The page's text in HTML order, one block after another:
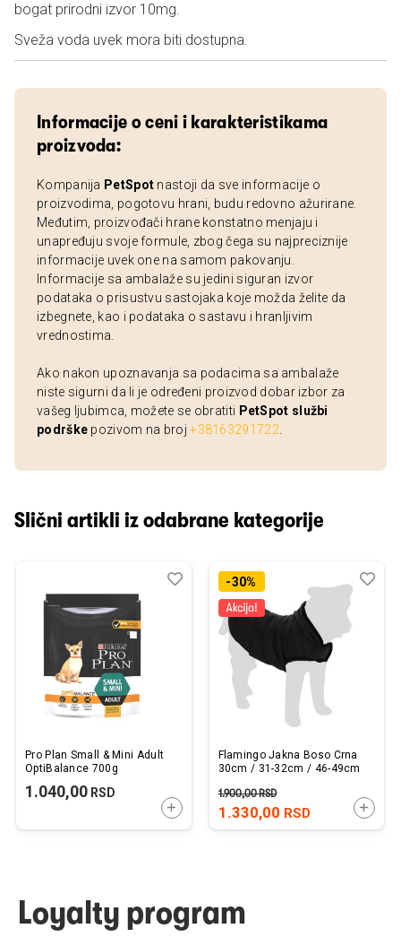
bogat prirodni izvor 10mg.
Sveža voda uvek mora biti dostupna.
Informacije o ceni i karakteristikama
proizvoda:
Kompanija PetSpot nastoji da sve informacije o
proizvodima, pogotovu hrani, budu redovno ažurirane.
Međutim, proizvođači hrane konstatno menjaju i
unapređuju svoje formule, zbog čega su najpreciznije
informacije uvek one na samom pakovanju.
Informacije sa ambalaže su jedini siguran izvor
podataka o prisustvu sastojaka koje možda želite da
izbegnete, kao i podataka o sastavu i hranljivim
vrednostima.
Ako nakon upoznavanja sa podacima sa ambalaže
niste sigurni da li je određeni proizvod dobar izbor za
vašeg ljubimca, možete se obratiti PetSpot službi
podrške pozivom na broj+38163291722
Slični artikli iz odabrane kategorije
Pro Plan Small & Mini Adult
OptiBalance 700g
1.040,00 RSD
DODAJTE U KORPU
Dodaj
Uporedi-30%
Flamingo Jakna Boso Crna
30cm / 31-32cm / 46-49cm
1.330,00 RSD
1.900,00RSD
Loyalty program